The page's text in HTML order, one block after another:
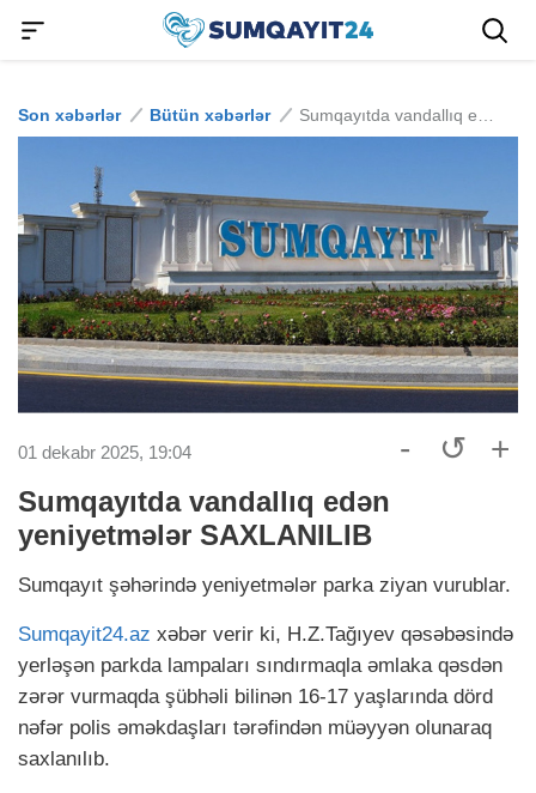
Son xəbərlər Bütün xəbərlər
01 dekabr 2025, 19:04 - ↺ +
Sumqayıtda vandallıq edən
yeniyetmələr SAXLANILIB
Sumqayıt şəhərində yeniyetmələr parka ziyan vurublar.
Sumqayit24.az xəbər verir ki, H.Z.Tağıyev qəsəbəsində
yerləşən parkda lampaları sındırmaqla əmlaka qəsdən
zərər vurmaqda şübhəli bilinən 16-17 yaşlarında dörd
nəfər polis əməkdaşları tərəfindən müəyyən olunaraq
saxlanılıb.